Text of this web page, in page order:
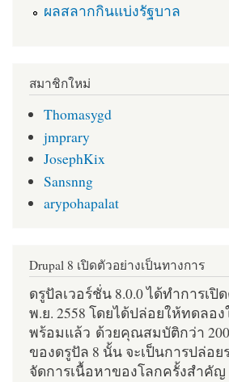
ผลสลากกินแบ่งรัฐบาล
สมาชิกใหม่
Thomasygd
jmprary
JosephKix
Sansnng
arypohapalat
Drupal 8 เปิดตัวอย่างเป็นทางการ
ดรูปัลเวอร์ชั่น 8.0.0 ได้ทำการเปิ
พ.ย. 2558 โดยได้ปล่อยให้ทดลอ
พร้อมแล้ว ด้วยคุณสมบัติกว่า
ของดรูปัล 8 นั้น จะเป็นการปล่อย
จัดการเนื้อหาของโลกครั้งสำคัญ